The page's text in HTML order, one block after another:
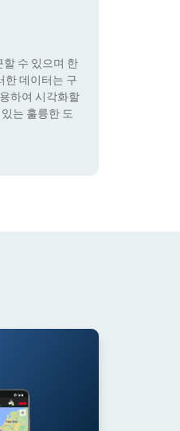
할 수 있으며 한
한 데이터는 구
하여 시각화할
는 훌륭한 도